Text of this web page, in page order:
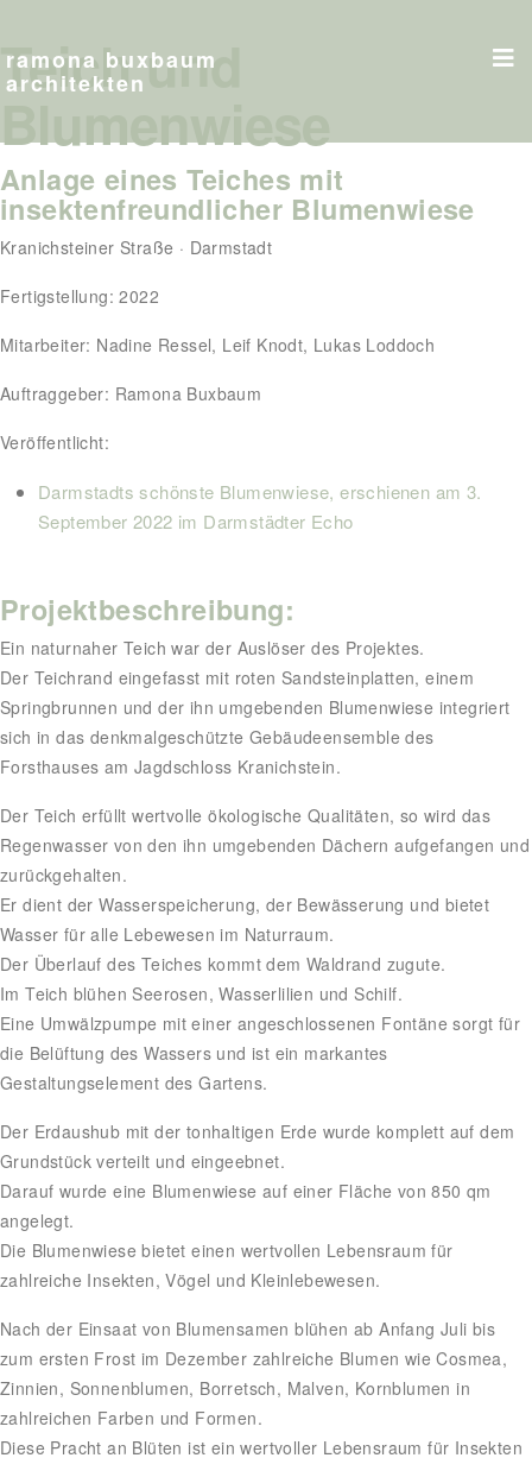
ramona buxbaum
architekten
Teich und
Blumenwiese
Anlage eines Teiches mit
insektenfreundlicher Blumenwiese
Kranichsteiner Straße · Darmstadt
Fertigstellung: 2022
Mitarbeiter: Nadine Ressel, Leif Knodt, Lukas Loddoch
Auftraggeber: Ramona Buxbaum
Veröffentlicht:
Darmstadts schönste Blumenwiese, erschienen am 3.
September 2022 im Darmstädter Echo
Projektbeschreibung:
Ein naturnaher Teich war der Auslöser des Projektes.
Der Teichrand eingefasst mit roten Sandsteinplatten, einem
Springbrunnen und der ihn umgebenden Blumenwiese integriert
sich in das denkmalgeschützte Gebäudeensemble des
Forsthauses am Jagdschloss Kranichstein.
Der Teich erfüllt wertvolle ökologische Qualitäten, so wird das
Regenwasser von den ihn umgebenden Dächern aufgefangen und
zurückgehalten.
Er dient der Wasserspeicherung, der Bewässerung und bietet
Wasser für alle Lebewesen im Naturraum.
Der Überlauf des Teiches kommt dem Waldrand zugute.
Im Teich blühen Seerosen, Wasserlilien und Schilf.
Eine Umwälzpumpe mit einer angeschlossenen Fontäne sorgt für
die Belüftung des Wassers und ist ein markantes
Gestaltungselement des Gartens.
Der Erdaushub mit der tonhaltigen Erde wurde komplett auf dem
Grundstück verteilt und eingeebnet.
Darauf wurde eine Blumenwiese auf einer Fläche von 850 qm
angelegt.
Die Blumenwiese bietet einen wertvollen Lebensraum für
zahlreiche Insekten, Vögel und Kleinlebewesen.
Nach der Einsaat von Blumensamen blühen ab Anfang Juli bis
zum ersten Frost im Dezember zahlreiche Blumen wie Cosmea,
Zinnien, Sonnenblumen, Borretsch, Malven, Kornblumen in
zahlreichen Farben und Formen.
Diese Pracht an Blüten ist ein wertvoller Lebensraum für Insekten